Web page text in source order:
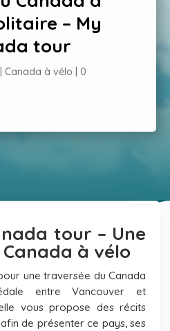
– My
tour
Canada à vélo
0
tour – Une
à vélo
une traversée du Canada
entre Vancouver et
vous propose des récits
de présenter ce pays, ses